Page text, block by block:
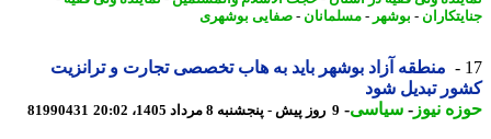
- بوشهر-مسلمانان-صفایی بوشهری
منطقه آزاد بوشهر باید به هاب تخصصی تجارت و ترانزیت
تبدیل شود
نیوز-سیاسی-9 روز پیش - پنجشنبه 8 مرداد 1405، 20:02 81990431